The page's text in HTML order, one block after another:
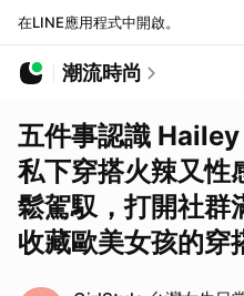
在LINE應用程式中開啟。
潮流時尚
五件事認識
私下穿搭火辣又性
鬆駕馭，打開社群
收藏歐美女孩的穿